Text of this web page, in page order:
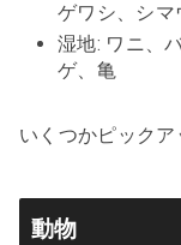
ゲワシ、シマ
湿地: ワニ、
ゲ、亀
いくつかピックア
動物